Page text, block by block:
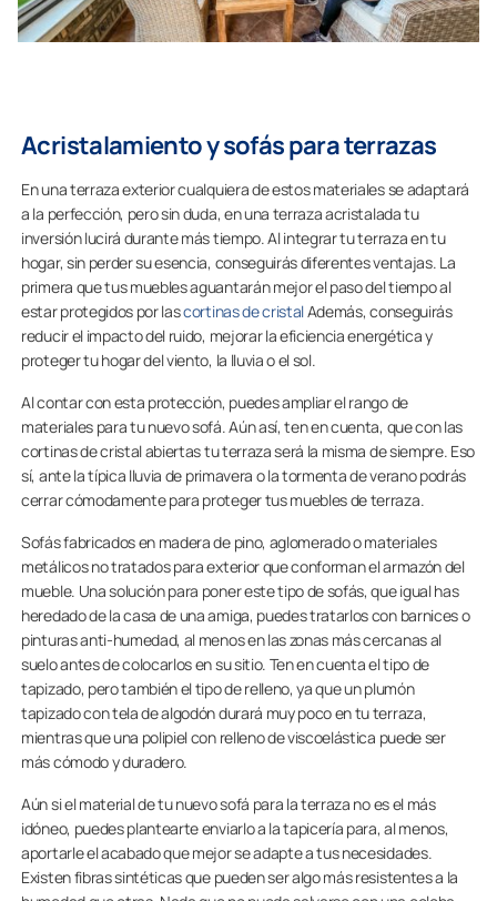
Acristalamiento y sofás para terrazas
En una terraza exterior cualquiera de estos materiales se adaptará
a la perfección, pero sin duda, en una terraza acristalada tu
inversión lucirá durante más tiempo. Al integrar tu terraza en tu
hogar, sin perder su esencia, conseguirás diferentes ventajas. La
primera que tus muebles aguantarán mejor el paso del tiempo al
estar protegidos por lascortinas de cristalAdemás, conseguirás
reducir el impacto del ruido, mejorar la eficiencia energética y
proteger tu hogar del viento, la lluvia o el sol.
Al contar con esta protección, puedes ampliar el rango de
materiales para tu nuevo sofá. Aún así, ten en cuenta, que con las
cortinas de cristal abiertas tu terraza será la misma de siempre. Eso
sí, ante la típica lluvia de primavera o la tormenta de verano podrás
cerrar cómodamente para proteger tus muebles de terraza.
Sofás fabricados en madera de pino, aglomerado o materiales
metálicos no tratados para exterior que conforman el armazón del
mueble. Una solución para poner este tipo de sofás, que igual has
heredado de la casa de una amiga, puedes tratarlos con barnices o
pinturas anti-humedad, al menos en las zonas más cercanas al
suelo antes de colocarlos en su sitio. Ten en cuenta el tipo de
tapizado, pero también el tipo de relleno, ya que un plumón
tapizado con tela de algodón durará muy poco en tu terraza,
mientras que una polipiel con relleno de viscoelástica puede ser
más cómodo y duradero.
Aún si el material de tu nuevo sofá para la terraza no es el más
idóneo, puedes plantearte enviarlo a la tapicería para, al menos,
aportarle el acabado que mejor se adapte a tus necesidades.
Existen fibras sintéticas que pueden ser algo más resistentes a la